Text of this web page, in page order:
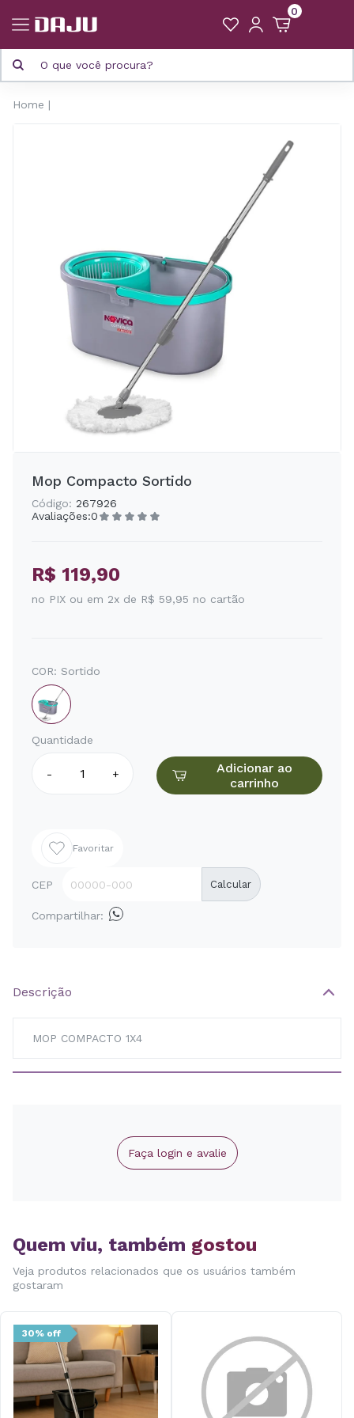
0
Home
Mop Compacto Sortido
Código: 267926
Avaliações:0
R$ 119,90
no PIX ou em 2x de R$ 59,95 no cartão
COR: Sortido
Quantidade
- +
Adicionar ao
carrinho
Favoritar
CEP Calcular
Compartilhar:
Descrição
MOP COMPACTO 1X4
Faça login e avalie
Quem viu, também gostou
Veja produtos relacionados que os usuários também
gostaram
30% off